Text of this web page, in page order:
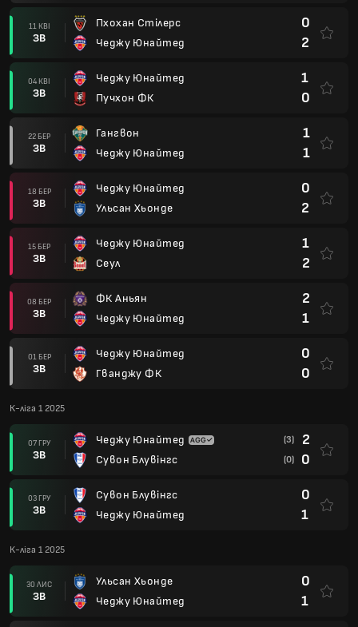
11 КВІ
ЗВ
Пхохан Стілерс
Чеджу Юнайтед
0
2
04 КВІ
ЗВ
Чеджу Юнайтед
Пучхон ФК
1
0
22 БЕР
ЗВ
Гангвон
Чеджу Юнайтед
1
1
18 БЕР
ЗВ
Чеджу Юнайтед
Ульсан Хьонде
0
2
15 БЕР
ЗВ
Чеджу Юнайтед
Сеул
1
2
08 БЕР
ЗВ
ФК Аньян
Чеджу Юнайтед
2
1
01 БЕР
ЗВ
Чеджу Юнайтед
Гванджу ФК
0
0
К-ліга 1 2025
07 ГРУ
ЗВ
Чеджу Юнайтед
Сувон Блувінгс
(3) 2
(0) 0
03 ГРУ
ЗВ
Сувон Блувінгс
Чеджу Юнайтед
0
1
К-ліга 1 2025
30 ЛИС
ЗВ
Ульсан Хьонде
Чеджу Юнайтед
0
1